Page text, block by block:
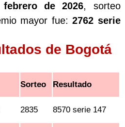
de 2026, sorteo
mayor fue:2762 serie
de Bogotá
Sorteo Resultado
2835 8570 serie 147